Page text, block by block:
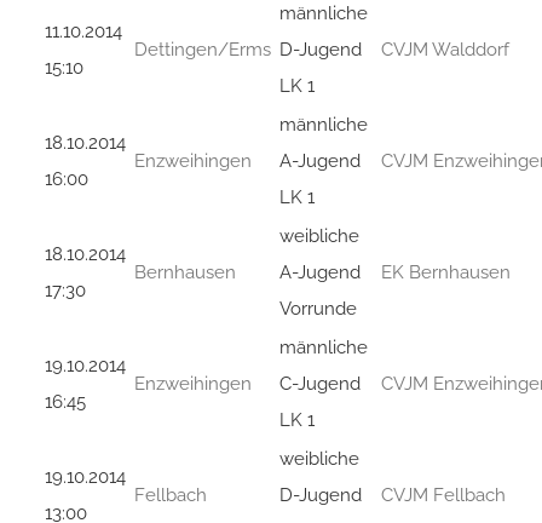
11.10.2014
15:10
Dettingen/Erms
männliche
D-Jugend
LK 1
CVJM Walddorf
18.10.2014
16:00
Enzweihingen
männliche
A-Jugend
LK 1
CVJM
18.10.2014
17:30
Bernhausen
weibliche
A-Jugend
Vorrunde
EK Bernhausen
19.10.2014
16:45
Enzweihingen
männliche
C-Jugend
LK 1
CVJM
19.10.2014
13:00
Fellbach
weibliche
D-Jugend
CVJM Fellbach